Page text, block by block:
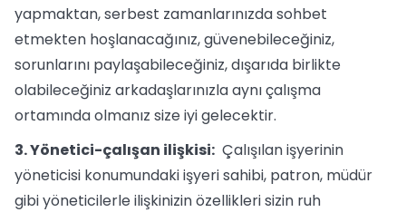
yapmaktan, serbest zamanlarınızda sohbet
etmekten hoşlanacağınız, güvenebileceğiniz,
sorunlarını paylaşabileceğiniz, dışarıda birlikte
olabileceğiniz arkadaşlarınızla aynı çalışma
ortamında olmanız size iyi gelecektir.
3. Yönetici-çalışan ilişkisi: Çalışılan işyerinin
yöneticisi konumundaki işyeri sahibi, patron, müdür
gibi yöneticilerle ilişkinizin özellikleri sizin ruh